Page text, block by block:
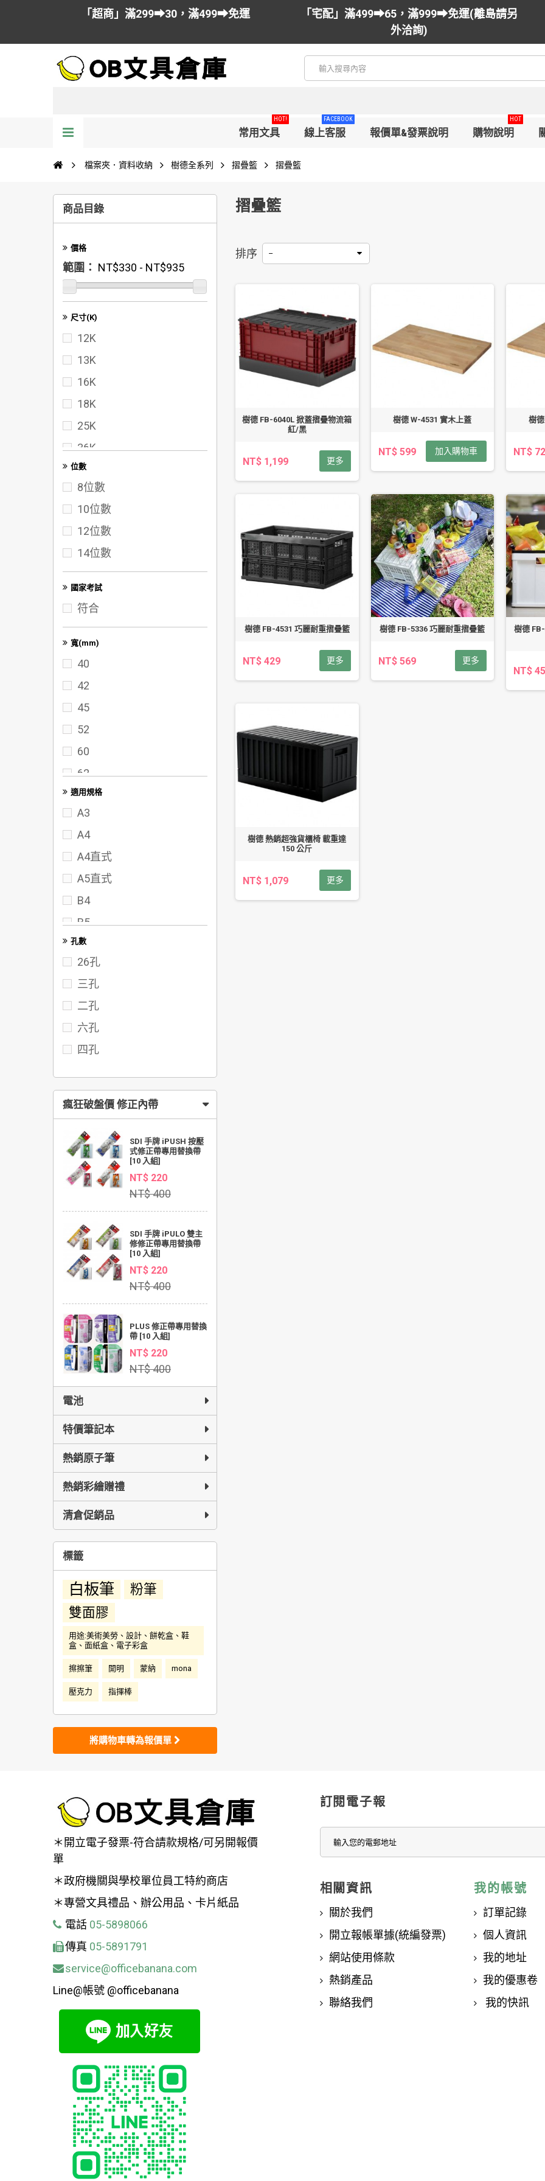
「超商」滿299➡30，滿499➡免運
「宅配」滿499➡65，滿999➡免運(離島請另
外洽詢)
常用文具
HOT!
線上客服
FACEBOOK
報價單&發票說明 購物說明
HOT
檔案夾．資料收納 樹德全系列 摺疊籃 摺疊籃
商品目錄
價格
範圍： NT$330 - NT$935
尺寸(K)
12K
13K
16K
18K
25K
36K
40K
50K
60K
72K
100K
位數
8位數
10位數
12位數
14位數
國家考試
符合
寬(mm)
40
42
45
52
60
62
65
70
72
75
80
95
102
117
122
142
適用規格
A3
A4
A4直式
A5直式
B4
B5
FC
孔數
26孔
三孔
二孔
六孔
四孔
瘋狂破盤價 修正內帶
SDI 手牌 iPUSH 按壓
式修正帶專用替換帶
[10 入組]
NT$ 220
NT$ 400
SDI 手牌 iPULO 雙主
修修正帶專用替換帶
[10 入組]
NT$ 220
NT$ 400
PLUS 修正帶專用替換
帶 [10 入組]
NT$ 220
NT$ 400
電池
特價筆記本
熱銷原子筆
熱銷彩繪贈禮
清倉促銷品
標籤
白板筆
粉筆
雙面膠
用途:美術美勞、設計、餅乾盒、鞋
盒、面紙盒、電子彩盒
擦擦筆 開明 蒙納 mona
壓克力 指揮棒
將購物車轉為報價單
摺疊籃
排序 --
樹德 FB-6040L 掀蓋摺疊物流箱
紅/黑
NT$ 1,199 更多
樹德 W-4531 實木上蓋
NT$ 599 加入購物車
樹
NT$
樹德 FB-4531 巧麗耐重摺疊籃
NT$ 429 更多
樹德 FB-5336 巧麗耐重摺疊籃
NT$ 569 更多
樹德
NT$
樹德 熱銷超強貨櫃椅 載重達
150 公斤
NT$ 1,079 更多
＊開立電子發票-符合請款規格/可另開報價
單
＊政府機關與學校單位員工特約商店
＊專營文具禮品、辦公用品、卡片紙品
電話 05-5898066
傳真 05-5891791
service@officebanana.com
Line@帳號 @officebanana
訂閱電子報
相關資訊
關於我們
開立報帳單據(統編發票)
網站使用條款
熱銷產品
聯絡我們
我的帳號
訂單記錄
個人資訊
我的地址
我的優惠卷
我的快訊